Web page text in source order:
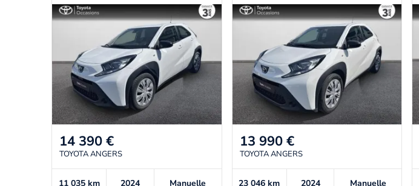
14 390 €
TOYOTA ANGERS
11 035 km 2024 Manuelle
13 990 €
TOYOTA ANGERS
23 046km 2024 Manuelle